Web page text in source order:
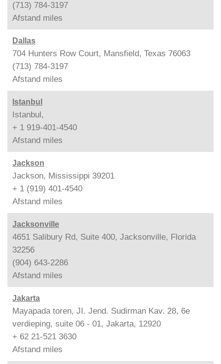
(713) 784-3197
Afstand miles
Dallas
704 Hunters Row Court, Mansfield, Texas 76063
(713) 784-3197
Afstand miles
Istanbul
Istanbul,
+ 1 919-401-4540
Afstand miles
Jackson
Jackson, Mississippi 39201
+ 1 (919) 401-4540
Afstand miles
Jacksonville
4651 Salibury Rd, Suite 400, Jacksonville, Florida
32256
(904) 643-2286
Afstand miles
Jakarta
Mayapada toren, JI. Jend. Sudirman Kav. 28, 6e
verdieping, suite 06 - 01, Jakarta, 12920
+ 62 21-521 3630
Afstand miles